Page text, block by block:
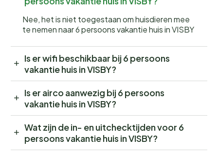
Nee, het is niet toegestaan om huisdieren mee
te nemen naar 6 persoons vakantie huis in VISBY
Is er wifi beschikbaar bij 6 persoons
vakantie huis in VISBY?
Is er airco aanwezig bij 6 persoons
vakantie huis in VISBY?
Wat zijn de in- en uitchecktijden voor 6
persoons vakantie huis in VISBY?